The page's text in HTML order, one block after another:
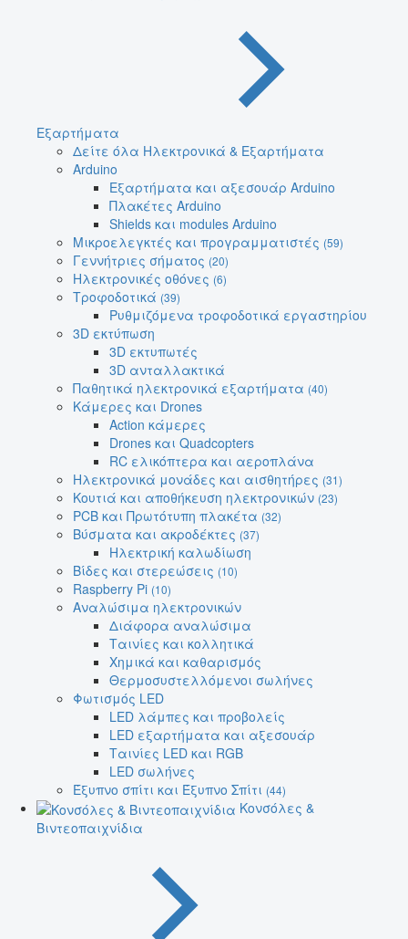
Εξαρτήματα
Δείτε όλα Ηλεκτρονικά & Εξαρτήματα
Arduino
Εξαρτήματα και αξεσουάρ Arduino
Πλακέτες Arduino
Shields και modules Arduino
Μικροελεγκτές και προγραμματιστές (59)
Γεννήτριες σήματος (20)
Ηλεκτρονικές οθόνες (6)
Τροφοδοτικά (39)
Ρυθμιζόμενα τροφοδοτικά εργαστηρίου
3D εκτύπωση
3D εκτυπωτές
3D ανταλλακτικά
Παθητικά ηλεκτρονικά εξαρτήματα (40)
Κάμερες και Drones
Action κάμερες
Drones και Quadcopters
RC ελικόπτερα και αεροπλάνα
Ηλεκτρονικά μονάδες και αισθητήρες (31)
Κουτιά και αποθήκευση ηλεκτρονικών (23)
PCB και Πρωτότυπη πλακέτα (32)
Βύσματα και ακροδέκτες (37)
Ηλεκτρική καλωδίωση
Βίδες και στερεώσεις (10)
Raspberry Pi (10)
Αναλώσιμα ηλεκτρονικών
Διάφορα αναλώσιμα
Ταινίες και κολλητικά
Χημικά και καθαρισμός
Θερμοσυστελλόμενοι σωλήνες
Φωτισμός LED
LED λάμπες και προβολείς
LED εξαρτήματα και αξεσουάρ
Ταινίες LED και RGB
LED σωλήνες
Έξυπνο σπίτι και Έξυπνο Σπίτι (44)
Κονσόλες &
Βιντεοπαιχνίδια